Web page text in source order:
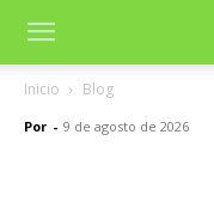
Inicio Blog
Por - 9 de agosto de 2026